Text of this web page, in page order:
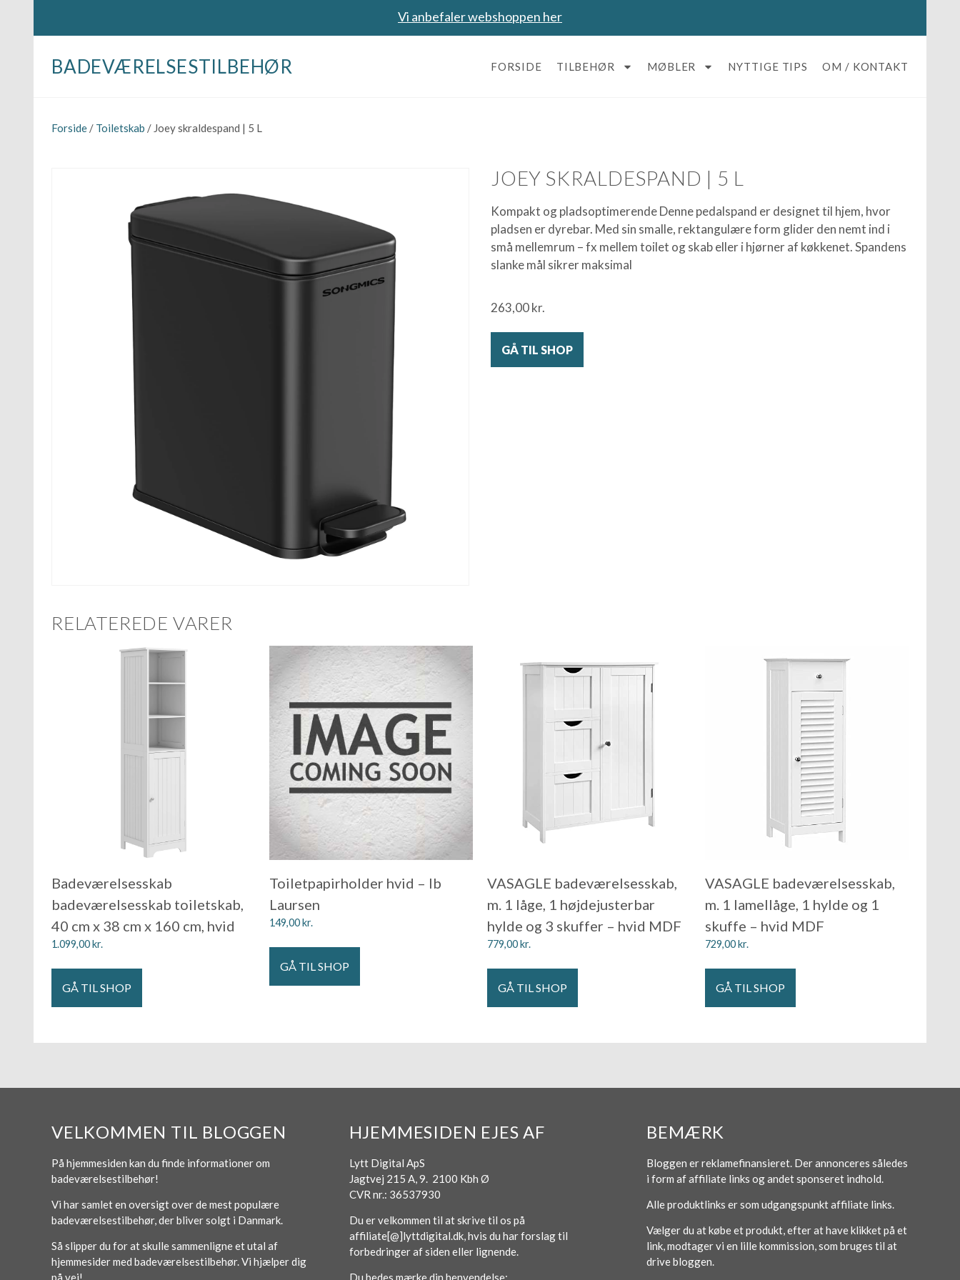
Vi anbefaler webshoppen her
BADEVÆRELSESTILBEHØR FORSIDE TILBEHØR MØBLER NYTTIGE TIPS OM / KONTAKT
Forside / Toiletskab / Joey skraldespand | 5 L
JOEY SKRALDESPAND | 5 L
Kompakt og pladsoptimerende Denne pedalspand er designet til hjem, hvor
pladsen er dyrebar. Med sin smalle, rektangulære form glider den nemt ind i
små mellemrum – fx mellem toilet og skab eller i hjørner af køkkenet. Spandens
slanke mål sikrer maksimal
263,00kr.
GÅ TIL SHOP
RELATEREDE VARER
Badeværelsesskab
badeværelsesskab toiletskab,
40 cm x 38 cm x 160 cm, hvid
1.099,00kr.
GÅ TIL SHOP
Toiletpapirholder hvid – Ib
Laursen
149,00kr.
GÅ TIL SHOP
VASAGLE badeværelsesskab,
m. 1 låge, 1 højdejusterbar
hylde og 3 skuffer – hvid MDF
779,00kr.
GÅ TIL SHOP
VASAGLE badeværelsesskab,
m. 1 lamellåge, 1 hylde og 1
skuffe – hvid MDF
729,00kr.
GÅ TIL SHOP
VELKOMMEN TIL BLOGGEN
På hjemmesiden kan du finde informationer om
badeværelsestilbehør!
Vi har samlet en oversigt over de mest populære
badeværelsestilbehør, der bliver solgt i Danmark.
Så slipper du for at skulle sammenligne et utal af
hjemmesider med badeværelsestilbehør. Vi hjælper dig
HJEMMESIDEN EJES AF
Lytt Digital ApS
Jagtvej 215 A, 9. 2100 Kbh Ø
CVR nr.: 36537930
Du er velkommen til at skrive til os på
affiliate[@]lyttdigital.dk, hvis du har forslag til
forbedringer af siden eller lignende.
BEMÆRK
Bloggen er reklamefinansieret. Der annonceres således
i form af affiliate links og andet sponseret indhold.
Alle produktlinks er som udgangspunkt affiliate links.
Vælger du at købe et produkt, efter at have klikket på et
link, modtager vi en lille kommission, som bruges til at
drive bloggen.